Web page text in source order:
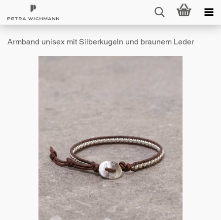
Armband unisex mit Silberkugeln und braunem Leder